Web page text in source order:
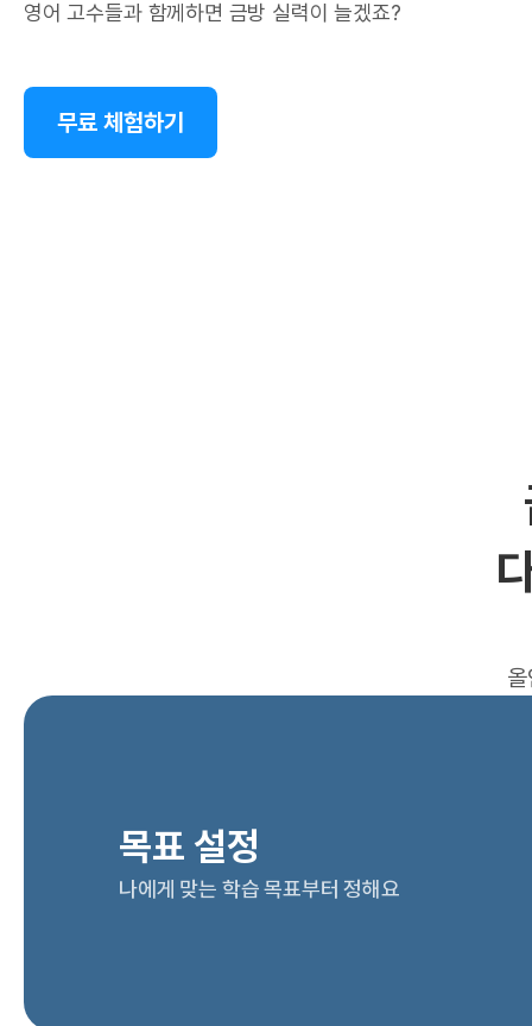
영어 고수들과 함께하면 금방 실력이 늘겠죠?
무료 체험하기
목표 설정
나에게 맞는 학습 목표부터 정해요